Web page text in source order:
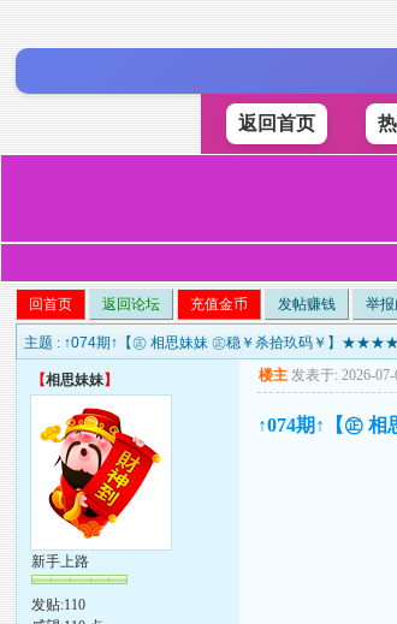
返回首页
回首页 返回论坛 充值金币 发帖赚钱 举
主题 : ↑074期↑【㊣ 相思妹妹 ㊣稳￥杀拾玖码￥】
【相思妹妹】
新手上路
发贴:110
楼主 发表于: 2026-07-
↑074期↑【㊣